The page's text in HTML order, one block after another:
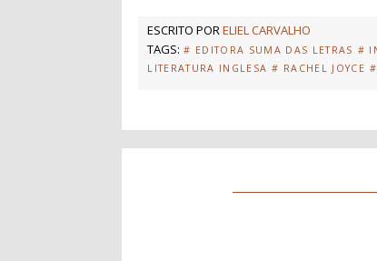
ESCRITO PORELIEL CARVALHO
TAGS: # EDITORA SUMA DAS LETRAS #
LITERATURA INGLESA # RACHEL JOYCE